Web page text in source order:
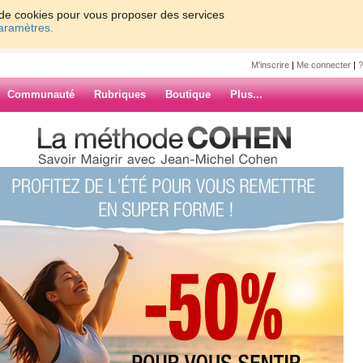
cookies pour vous proposer des services
M'inscrire | Me connecter |
Communauté Rubriques Boutique Plus...
ARCHIVES